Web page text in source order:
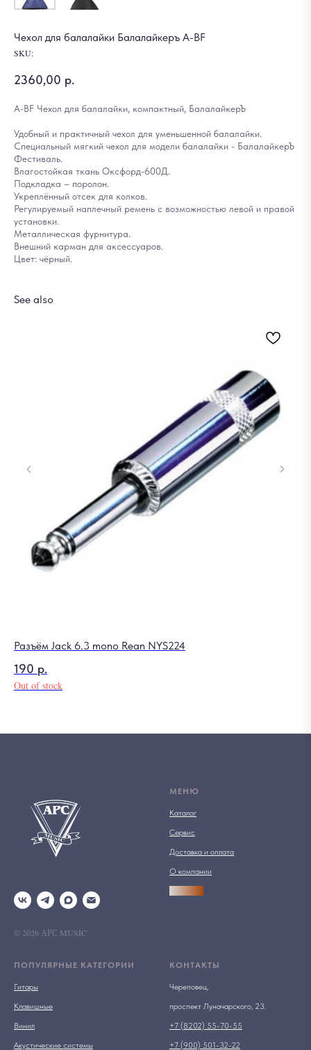
Чехол для балалайки Балалайкеръ A-BF
SKU:
2360,00 р.
A-BF Чехол для балалайки, компактный, БалалайкерЪ
Удобный и практичный чехол для уменьшенной балалайки.
Специальный мягкий чехол для модели балалайки - БалалайкерЪ
Фестиваль.
Влагостойкая ткань Оксфорд-600Д.
Подкладка – поролон.
Укреплённый отсек для колков.
Регулируемый наплечный ремень с возможностью левой и правой
установки.
Металлическая фурнитура.
Внешний карман для аксессуаров.
Цвет: чёрный.
See also
Разъём Jack 6.3 mono Rean NYS224
190 р.
Out of stock
© 2026 АРС MUSIC
МЕНЮ
Каталог
Сервис
Доставка и оплата
О компании
ПОПУЛЯРНЫЕ КАТЕГОРИИ
Гитары
Клавишные
Винил
Акустические системы
КОНТАКТЫ
Череповец,
проспект Луначарского, 23.
+7 (8202) 55-70-55
+7 (900) 501-32-22